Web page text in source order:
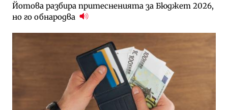
Йотова разбира притесненията за Бюджет 2026,
но го обнародва